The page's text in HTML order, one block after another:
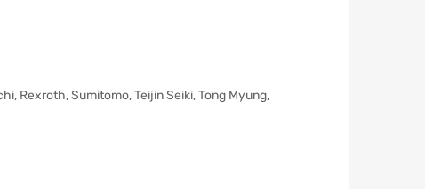
Rexroth, Sumitomo, Teijin Seiki, Tong Myung,